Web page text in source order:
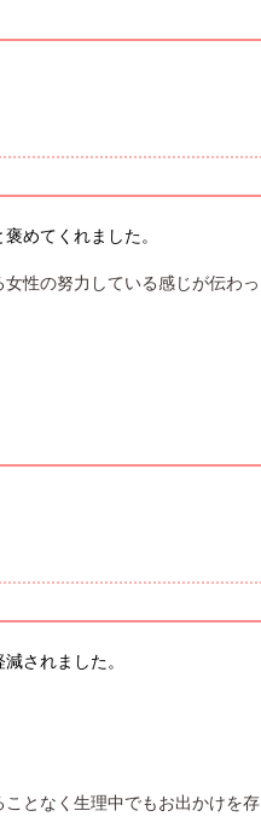
めてくれました。
性の努力している感じが伝わっ
されました。
となく生理中でもお出かけを存